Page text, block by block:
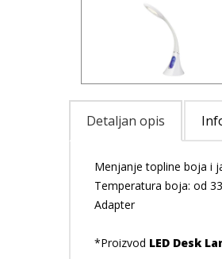
Detaljan opis
Menjanje topline boja i
Temperatura boja: od
Adapter
*Proizvod LED Desk